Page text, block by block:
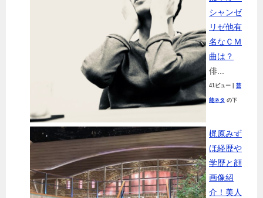
シャンゼ
リゼ他有
名なＣＭ
曲は？
俳...
41ビュー 芸
能ネタ の下
梶原みず
ほ経歴や
学歴と顔
画像紹
介！美人